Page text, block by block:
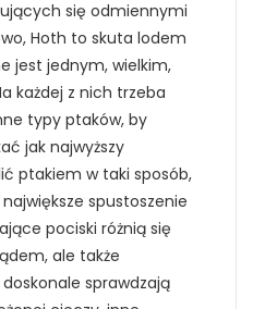
się odmiennymi
Hoth to skuta lodem
jest jednym, wielkim,
każdej z nich trzeba
typy ptaków, by
jak najwyższy
ptakiem w taki sposób,
spustoszenie
pociski różnią się
ale także
sprawdzają